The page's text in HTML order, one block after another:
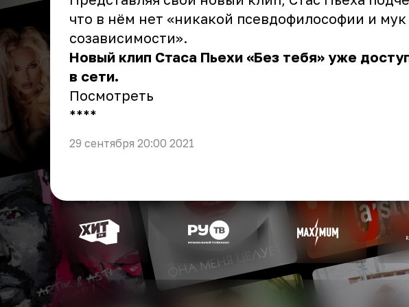
что в нём нет «никакой псевдофилософии и мук
созависимости».
Новый клип Стаса Пьехи «Без тебя» уже
в сети.
Посмотреть
** **
29 сентября 20:00 2021